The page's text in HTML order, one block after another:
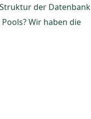
der Datenbank
Wir haben die